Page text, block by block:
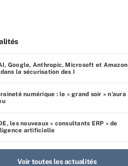
Google, Anthropic, Microsoft et Amazon
la sécurisation des I
numérique : le « grand soir » n’aura
les nouveaux « consultants ERP » de
artificielle
Voir toutes les actualités